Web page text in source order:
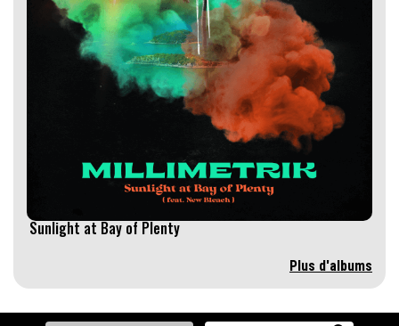
Sunlight at Bay of Plenty
Plus d'albums